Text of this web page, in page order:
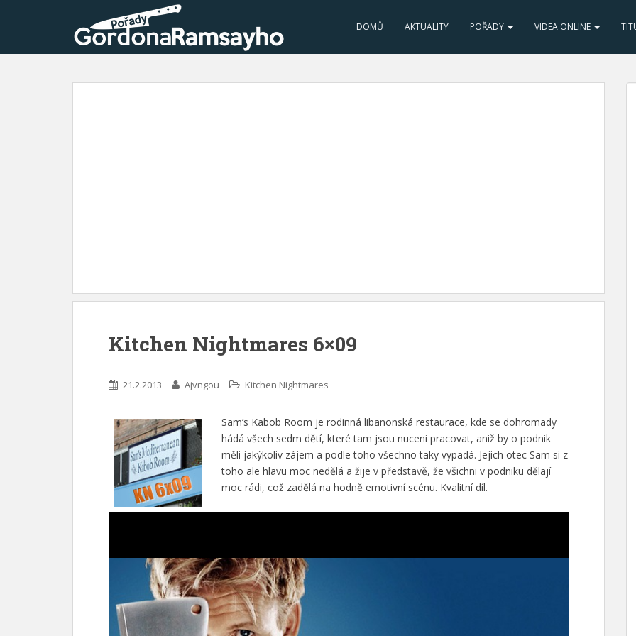
DOMŮ AKTUALITY POŘADY VIDEA ONLINE
Kitchen Nightmares 6×09
21.2.2013 Ajvngou Kitchen Nightmares
Sam’s Kabob Room je rodinná libanonská restaurace, kde se dohromady
hádá všech sedm dětí, které tam jsou nuceni pracovat, aniž by o podnik
měli jakýkoliv zájem a podle toho všechno taky vypadá. Jejich otec Sam si z
toho ale hlavu moc nedělá a žije v představě, že všichni v podniku dělají
moc rádi, což zadělá na hodně emotivní scénu. Kvalitní díl.